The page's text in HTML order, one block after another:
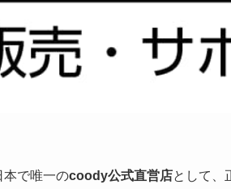
本で唯一のcoody公式直営店として、